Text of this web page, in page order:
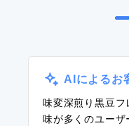
AIによるお
味変深煎り黒豆
味が多くのユー